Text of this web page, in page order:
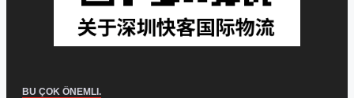
BU ÇOK ÖNEMLI.